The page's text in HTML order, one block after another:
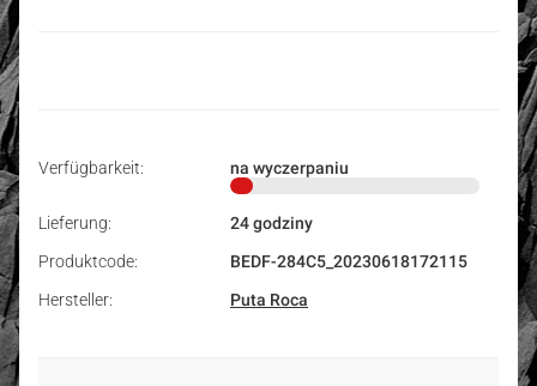
Verfügbarkeit: na wyczerpaniu
Lieferung:
24 godziny
Produktcode:
BEDF-284C5_20230618172115
Hersteller:
Puta Roca